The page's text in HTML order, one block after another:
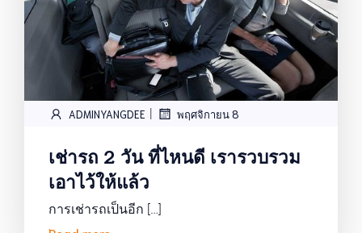
ADMINYANGDEE | พฤศจิกายน 8
เช่ารถ 2 วัน ที่ไหนดี เรารวบรวม
เอาไว้ให้แล้ว
การเช่ารถเป็นอีก […]